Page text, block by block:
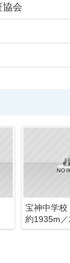
協会
宝神中学校
約1935m